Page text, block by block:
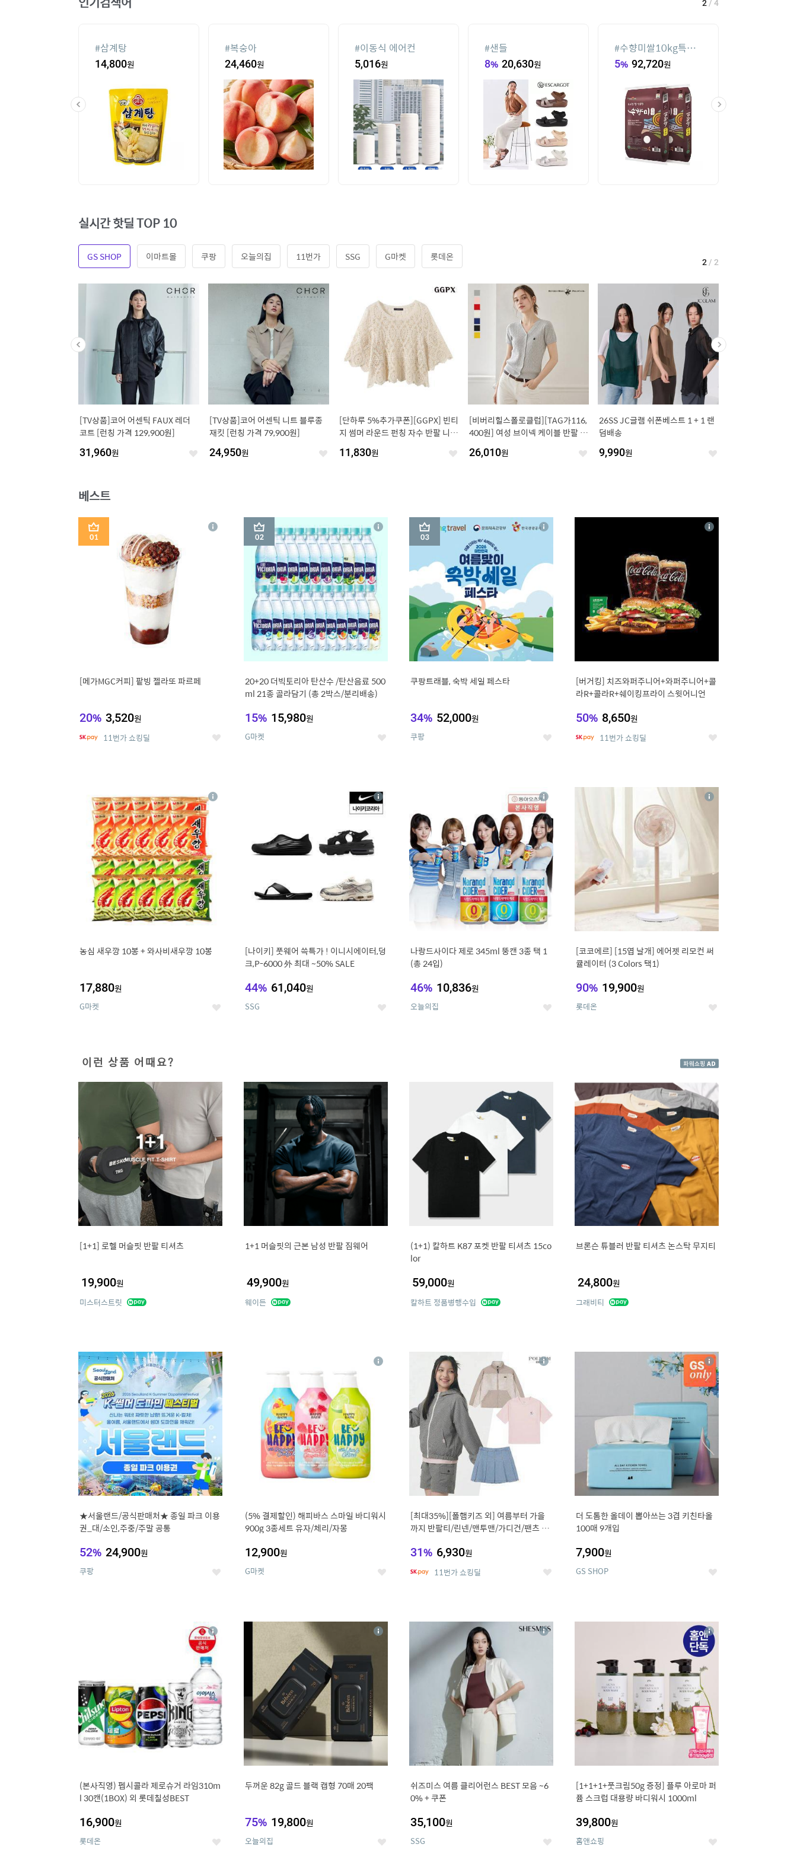
#삼계탕
14,800원
#복숭아
24,460원
#이동식 에어컨
5,016원
#샌들
8% 20,630원
#수향미쌀10kg특등
급
5% 92,720원
2 / 4
실시간 핫딜 TOP 10
GS SHOP 이마트몰 쿠팡 오늘의집 11번가 SSG G마켓 롯데온
좋
[TV상품]코어 어센틱 FAUX 레더
코트 [런칭 가격 129,900원]
31,960원 좋
[TV상품]코어 어센틱 니트 블루종
재킷 [런칭 가격 79,900원]
24,950원 좋
[단하루 5%추가쿠폰][GGPX] 빈티
지 썸머 라운드 펀칭 자수 반팔 니트
11,830원 좋
[비버리힐스폴로클럽][TAG가116,
400원] 여성 브이넥 케이블 반팔 니
26,010원 좋
26SS JC글램 쉬폰베스트 1 + 1 랜
덤배송
9,990원 좋
2 / 2
베스트
1
[메가MGC커피] 팥빙 젤라또 파르페
20% 3,520원
11번가 쇼킹딜 좋
상
2
20+20 더빅토리아 탄산수 /탄산음료 500
ml 21종 골라담기 (총 2박스/분리배송)
15% 15,980원
G마켓 좋
상
3
쿠팡트래블, 숙박 세일 페스타
34% 52,000원
쿠팡 좋
상
4
[버거킹] 치즈와퍼주니어+와퍼주니어+콜
라R+콜라R+쉐이킹프라이 스윗어니언
50% 8,650원
11번가 쇼킹딜 좋
상
농심 새우깡 10봉 + 와사비새우깡 10봉
17,880원
G마켓 좋
상
[나이키] 풋웨어 쓱특가 ! 이니시에이터,덩
크,P-6000 外 최대 ~50% SALE
44% 61,040원
SSG 좋
상
세
나랑드사이다 제로 345ml 뚱캔 3종 택 1
(총 24입)
46% 10,836원
오늘의집 좋
상
세
8
[코코에르] [15엽 날개] 에어젯 리모컨 써
큘레이터 (3 Colors 택1)
90% 19,900원
롯데온 좋
상
이런 상품 어때요?
[1+1] 로헬 머슬핏 반팔 티셔츠
19,900원
미스터스트릿
1+1 머슬핏의 근본 남성 반팔 짐웨어
49,900원
웨이든
(1+1) 칼하트 K87 포켓 반팔 티셔츠 15co
lor
59,000원
칼하트 정품병행수입
브론슨 튜블러 반팔 티셔츠 논스탁 무지티
24,800원
그래비티
9
★서울랜드/공식판매처★ 종일 파크 이용
권_대/소인,주중/주말 공통
52% 24,900원
쿠팡 좋
상
세
(5% 결제할인) 해피바스 스마일 바디워시
900g 3종세트 유자/체리/자몽
12,900원
G마켓 좋
상
[최대35%][폴햄키즈 외] 여름부터 가을
까지 반팔티/린넨/맨투맨/가디건/팬츠 외
31% 6,930원
11번가 쇼킹딜 좋
상
12
더 도톰한 올데이 뽑아쓰는 3겹 키친타올
100매 9개입
7,900원
GS SHOP 좋
상
세
(본사직영) 펩시콜라 제로슈거 라임310m
l 30캔(1BOX) 외 롯데칠성BEST
16,900원
롯데온 좋
상
세
14
두꺼운 82g 골드 블랙 캡형 70매 20팩
75% 19,800원
오늘의집 좋
상
15
쉬즈미스 여름 클리어런스 BEST 모음 ~6
0% + 쿠폰
35,100원
SSG 좋
상
16
[1+1+1+풋크림50g 증정] 플루 아로마 퍼
퓸 스크럽 대용량 바디워시 1000ml
39,800원
홈앤쇼핑 좋
상
세